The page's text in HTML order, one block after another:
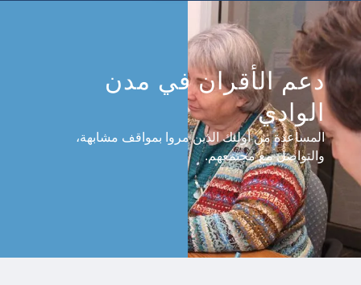
دعم الأقران في مدن
الوادي
المساعدة من أولئك الذين مروا بمواقف مشابهة،
والتواصل مع مجتمعهم.